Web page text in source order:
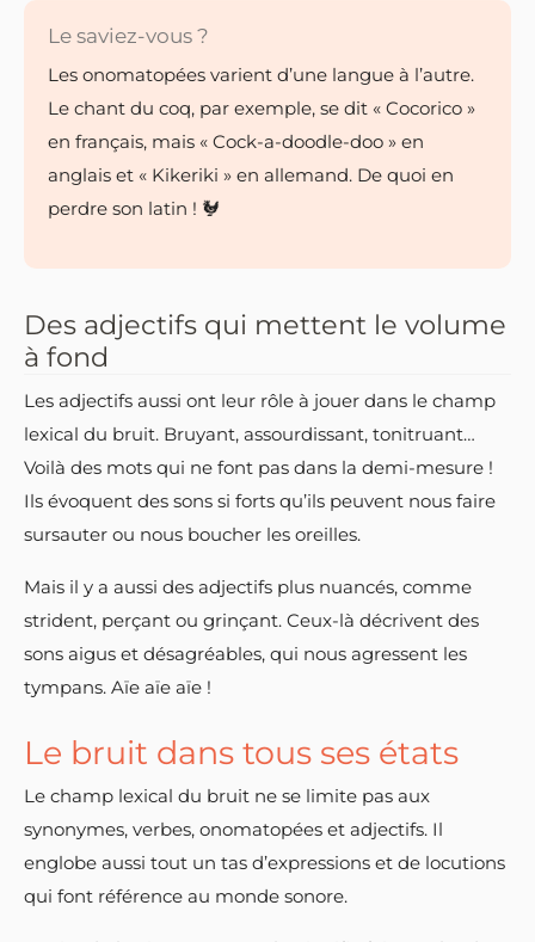
Le saviez-vous ?
Les onomatopées varient d’une langue à l’autre.
Le chant du coq, par exemple, se dit « Cocorico »
en français, mais « Cock-a-doodle-doo » en
anglais et « Kikeriki » en allemand. De quoi en
perdre son latin ! 🐓
Des adjectifs qui mettent le volume
à fond
Les adjectifs aussi ont leur rôle à jouer dans le champ
lexical du bruit. Bruyant, assourdissant, tonitruant…
Voilà des mots qui ne font pas dans la demi-mesure !
Ils évoquent des sons si forts qu’ils peuvent nous faire
sursauter ou nous boucher les oreilles.
Mais il y a aussi des adjectifs plus nuancés, comme
strident, perçant ou grinçant. Ceux-là décrivent des
sons aigus et désagréables, qui nous agressent les
tympans. Aïe aïe aïe !
Le bruit dans tous ses états
Le champ lexical du bruit ne se limite pas aux
synonymes, verbes, onomatopées et adjectifs. Il
englobe aussi tout un tas d’expressions et de locutions
qui font référence au monde sonore.